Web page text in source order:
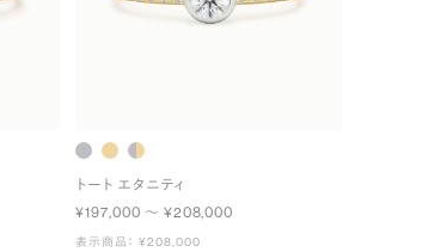
トート エタニティ
¥197,000 〜 ¥208,000
表示商品： ¥208,000